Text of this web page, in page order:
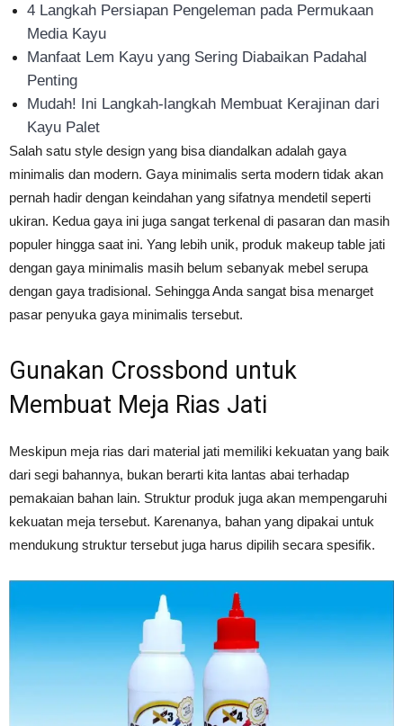
4 Langkah Persiapan Pengeleman pada Permukaan
Media Kayu
Manfaat Lem Kayu yang Sering Diabaikan Padahal
Penting
Mudah! Ini Langkah-langkah Membuat Kerajinan dari
Kayu Palet
Salah satu style design yang bisa diandalkan adalah gaya
minimalis dan modern. Gaya minimalis serta modern tidak akan
pernah hadir dengan keindahan yang sifatnya mendetil seperti
ukiran. Kedua gaya ini juga sangat terkenal di pasaran dan masih
populer hingga saat ini. Yang lebih unik, produk makeup table jati
dengan gaya minimalis masih belum sebanyak mebel serupa
dengan gaya tradisional. Sehingga Anda sangat bisa menarget
pasar penyuka gaya minimalis tersebut.
Gunakan Crossbond untuk
Membuat Meja Rias Jati
Meskipun meja rias dari material jati memiliki kekuatan yang baik
dari segi bahannya, bukan berarti kita lantas abai terhadap
pemakaian bahan lain. Struktur produk juga akan mempengaruhi
kekuatan meja tersebut. Karenanya, bahan yang dipakai untuk
mendukung struktur tersebut juga harus dipilih secara spesifik.